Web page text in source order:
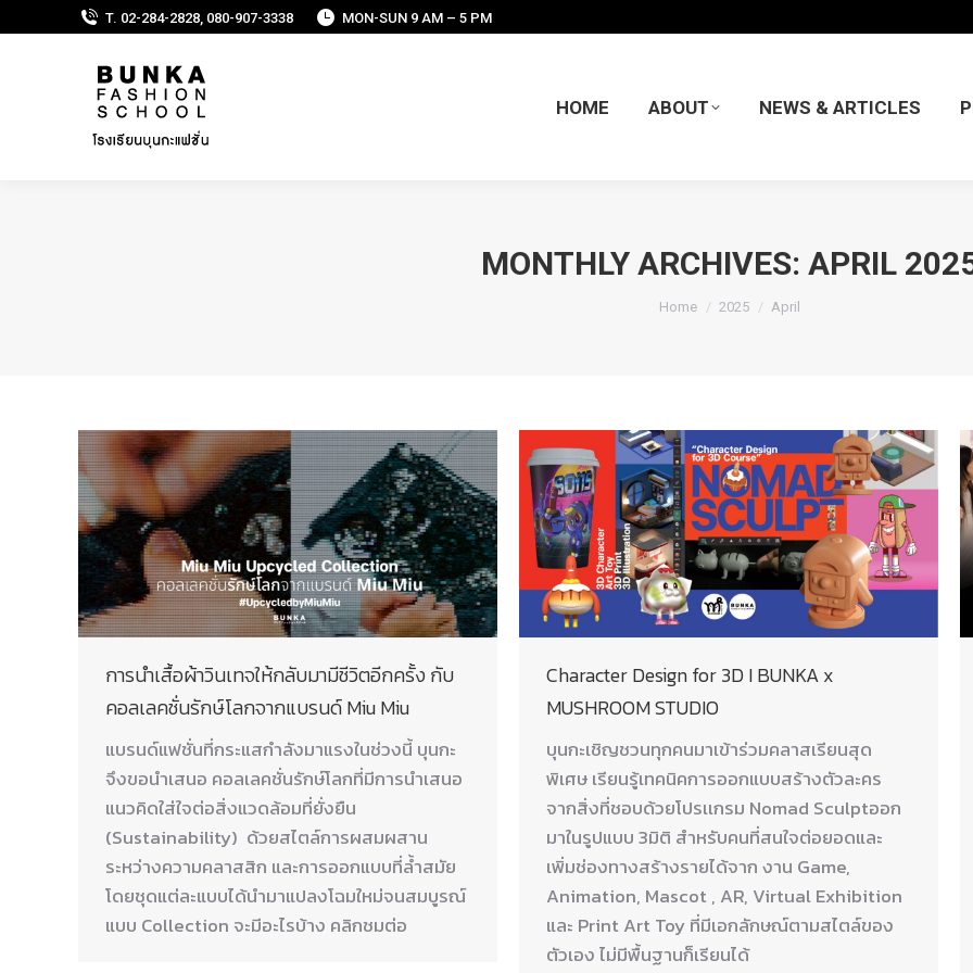
T. 02-284-2828, 080-907-3338 MON-SUN 9 AM – 5 PM
HOME ABOUT NEWS & ARTICLES
MONTHLY ARCHIVES: APRIL
You are here:
Home 2025 April
การนำเสื้อผ้าวินเทจให้กลับมามีชีวิตอีกครั้ง กับ
คอลเลคชั่นรักษ์โลกจากแบรนด์ Miu Miu
แบรนด์แฟชั่นที่กระแสกำลังมาแรงในช่วงนี้ บุนกะ
จึงขอนำเสนอ คอลเลคชั่นรักษ์โลกที่มีการนำเสนอ
แนวคิดใส่ใจต่อสิ่งแวดล้อมที่ยั่งยืน
(Sustainability) ด้วยสไตล์การผสมผสาน
ระหว่างความคลาสสิก และการออกแบบที่ล้ำสมัย
โดยชุดแต่ละแบบได้นำมาแปลงโฉมใหม่จนสมบูรณ์
แบบ Collection จะมีอะไรบ้าง คลิกชมต่อ
Character Design for 3D I BUNKA x
MUSHROOM STUDIO
บุนกะเชิญชวนทุกคนมาเข้าร่วมคลาสเรียนสุด
พิเศษ เรียนรู้เทคนิคการออกแบบสร้างตัวละคร
จากสิ่งที่ชอบด้วยโปรเเกรม Nomad Sculptออก
มาในรูปแบบ 3มิติ สำหรับคนที่สนใจต่อยอดและ
เพิ่มช่องทางสร้างรายได้จาก งาน Game,
Animation, Mascot , AR, Virtual Exhibition
และ Print Art Toy ที่มีเอกลักษณ์ตามสไตล์ของ
ตัวเอง ไม่มีพื้นฐานก็เรียนได้